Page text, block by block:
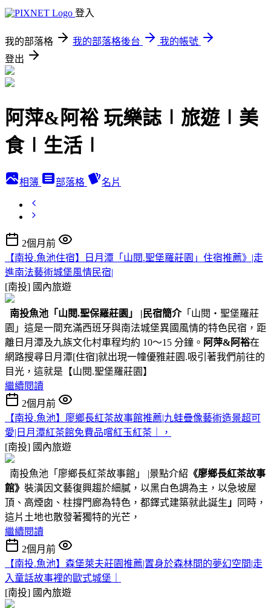
登入
我的部落格 我的部落格後台
我的帳號
登出
阿萍&阿裕 玩樂誌∣旅遊∣美
食∣生活∣
相簿 部落格 名片
2個月前
【南投.魚池住宿】日月潭「山閱.聖堡羅莊園」住宿推薦》|走
進南法藝術城堡風情民宿|
[南投] 國內旅遊
南投魚池 「山閱.聖保羅莊園」 |民宿簡介「山閱‧聖堡羅莊
園」這是一間充滿西班牙與南法城堡異國風情的特色民宿，距
離日月潭及九族文化村車程均約 10～15 分鐘。 阿萍&阿裕在
網路搜尋日月潭[住宿]就出現一幢優雅莊園.吸引著我們前往的
目光，這就是【山閱.聖堡羅莊園】
繼續閱讀
2個月前
【南投.魚池】廖鄉長紅茶故事館推薦|九蛙疊像藝術造景超可
愛|日月潭紅茶館免費品嚐紅玉紅茶｜，
[南投] 國內旅遊
南投魚池「廖鄉長紅茶故事館」 |景點介紹 《廖鄉長紅茶故事
館》 裝潢因文藝復興趨於細膩，以黑白色調為主，以急坡屋
頂、高煙囱、柱撐門廊為特色，都鐸式建築就此誕生 」
同時，
這片土地也散發著獨特的光芒，
繼續閱讀
2個月前
【南投.魚池】森堡萊夫莊園推薦|置身於森林間的夢幻空間|走
入童話故事裡的歐式城堡｜
[南投] 國內旅遊